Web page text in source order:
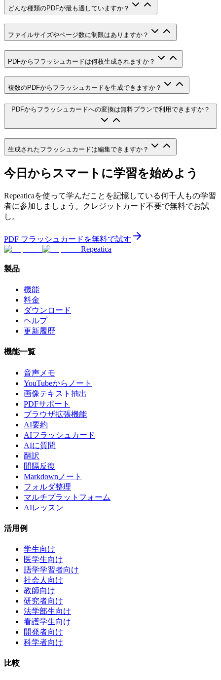
どんな種類のPDFが最も適していますか？
ファイルサイズやページ数に制限はありますか？
PDFからフラッシュカードは何枚生成されますか？
複数のPDFからフラッシュカードを生成できますか？
PDFからフラッシュカードへの変換は無料プランで利用できますか？
生成されたフラッシュカードは編集できますか？
今日からスマートに学習を始めよう
Repeaticaを使って学んだことを記憶している何千人もの学習
者に参加しましょう。クレジットカード不要で無料でお試
し。
PDF フラッシュカードを無料で試す
Repeatica
製品
機能
料金
ダウンロード
ヘルプ
更新履歴
機能一覧
音声メモ
YouTubeからノート
画像テキスト抽出
PDFサポート
ブラウザ拡張機能
AI要約
AIフラッシュカード
AIに質問
翻訳
間隔反復
Markdownノート
フォルダ整理
マルチプラットフォーム
AIレッスン
活用例
学生向け
医学生向け
語学学習者向け
社会人向け
教師向け
研究者向け
法学部生向け
看護学生向け
開発者向け
科学者向け
比較